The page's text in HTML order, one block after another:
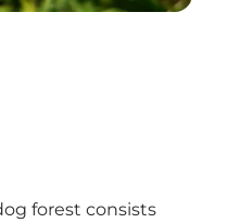
forest consists